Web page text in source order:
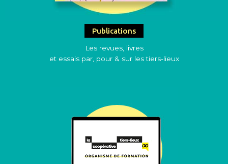
Publications
Les revues, livres
et essais par, pour & sur les tiers-lieux